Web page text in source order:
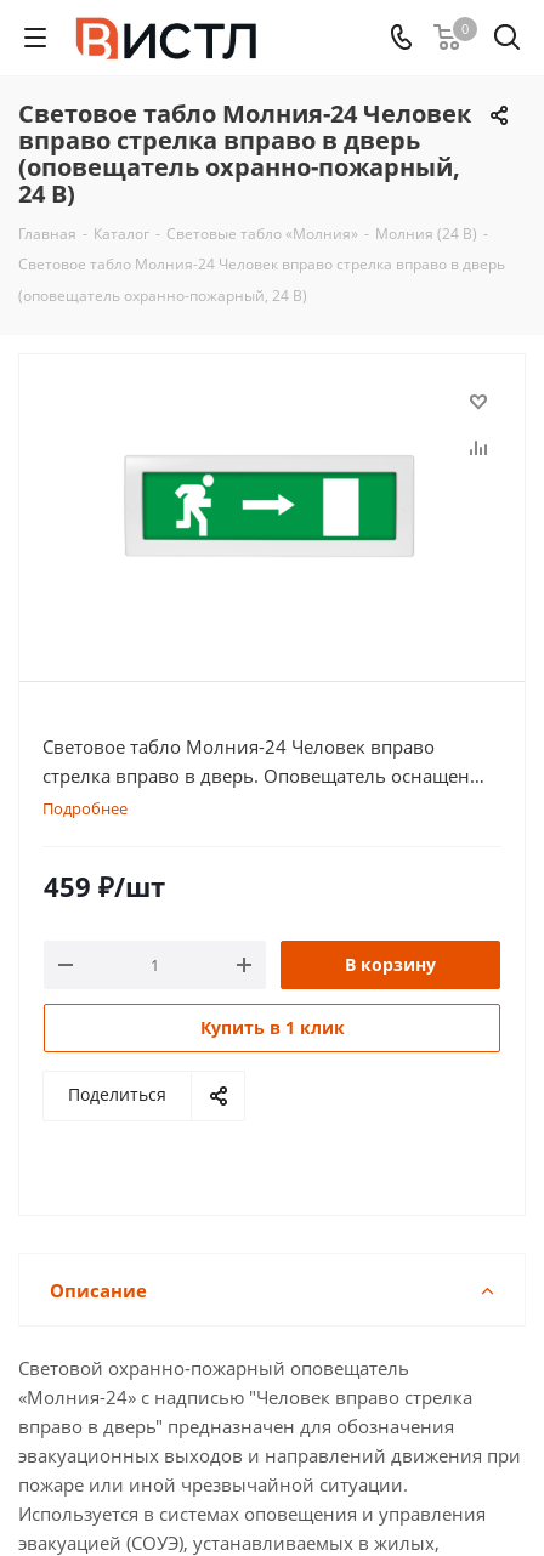
0
Световое табло Молния-24 Человек
вправо стрелка вправо в дверь
(оповещатель охранно-пожарный,
24 В)
Главная - Каталог - Световые табло «Молния» - Молния (24 В) -
Световое табло Молния-24 Человек вправо стрелка вправо в дверь
(оповещатель охранно-пожарный, 24 В)
Световое табло Молния-24 Человек вправо
стрелка вправо в дверь. Оповещатель оснащен
дублированными клеммами
Подробнее
459 ₽/шт
В корзину
Купить в 1 клик
Поделиться
Описание
Световой охранно-пожарный оповещатель
«Молния-24» с надписью "Человек вправо стрелка
вправо в дверь" предназначен для обозначения
эвакуационных выходов и направлений движения при
пожаре или иной чрезвычайной ситуации.
Используется в системах оповещения и управления
эвакуацией (СОУЭ), устанавливаемых в жилых,